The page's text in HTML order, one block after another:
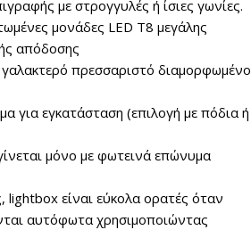
με στρογγυλές ή ίσιες γωνίες.
μονάδες LED Τ8 μεγάλης
απόδοσης
πρεσσαριστό διαμορφωμένο
για εγκατάσταση (επιλογή με πόδια ή
μόνο με φωτεινά επώνυμα
είναι εύκολα ορατές όταν
αυτόφωτα χρησιμοποιώντας